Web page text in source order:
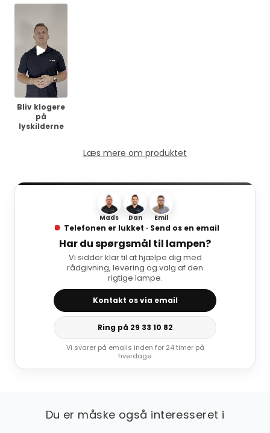
Bliv klogere
på
lyskilderne
Læs mere om produktet
Mads Dan Emil
Telefonen er lukket · Send os en email
Har du spørgsmål til lampen?
Vi sidder klar til at hjælpe dig med
rådgivning, levering og valg af den
rigtige lampe.
Kontakt os via email
Ring på 29 33 10 82
Vi svarer på emails inden for 24 timer på
hverdage.
Du er måske også interesseret i